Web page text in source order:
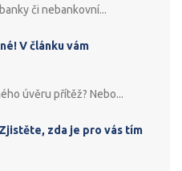
či nebankovní...
V článku vám
úvěru přítěž? Nebo...
zda je pro vás tím